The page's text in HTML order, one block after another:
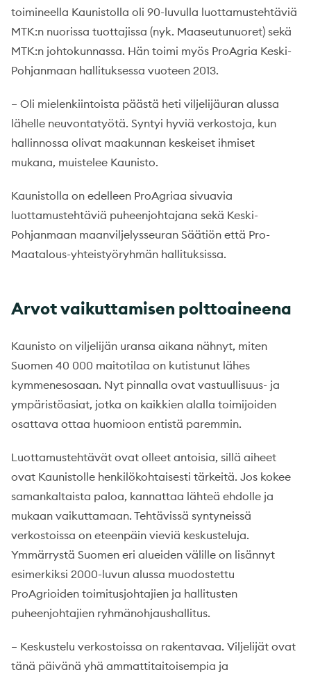
toimineella Kaunistolla oli 90-luvulla luottamustehtäviä
MTK:n nuorissa tuottajissa (nyk. Maaseutunuoret) sekä
MTK:n johtokunnassa. Hän toimi myös ProAgria Keski-
Pohjanmaan hallituksessa vuoteen 2013.
– Oli mielenkiintoista päästä heti viljelijäuran alussa
lähelle neuvontatyötä. Syntyi hyviä verkostoja, kun
hallinnossa olivat maakunnan keskeiset ihmiset
mukana, muistelee Kaunisto.
Kaunistolla on edelleen ProAgriaa sivuavia
luottamustehtäviä puheenjohtajana sekä Keski-
Pohjanmaan maanviljelysseuran Säätiön että Pro-
Maatalous-yhteistyöryhmän hallituksissa.
Arvot vaikuttamisen polttoaineena
Kaunisto on viljelijän uransa aikana nähnyt, miten
Suomen 40 000 maitotilaa on kutistunut lähes
kymmenesosaan. Nyt pinnalla ovat vastuullisuus- ja
ympäristöasiat, jotka on kaikkien alalla toimijoiden
osattava ottaa huomioon entistä paremmin.
Luottamustehtävät ovat olleet antoisia, sillä aiheet
ovat Kaunistolle henkilökohtaisesti tärkeitä. Jos kokee
samankaltaista paloa, kannattaa lähteä ehdolle ja
mukaan vaikuttamaan. Tehtävissä syntyneissä
verkostoissa on eteenpäin vieviä keskusteluja.
Ymmärrystä Suomen eri alueiden välille on lisännyt
esimerkiksi 2000-luvun alussa muodostettu
ProAgrioiden toimitusjohtajien ja hallitusten
puheenjohtajien ryhmänohjaushallitus.
– Keskustelu verkostoissa on rakentavaa. Viljelijät ovat
tänä päivänä yhä ammattitaitoisempia ja